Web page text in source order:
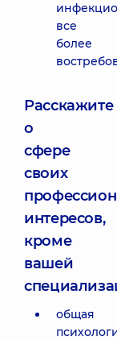
все
более
Расскажите
о
сфере
своих
интересов,
кроме
вашей
общая